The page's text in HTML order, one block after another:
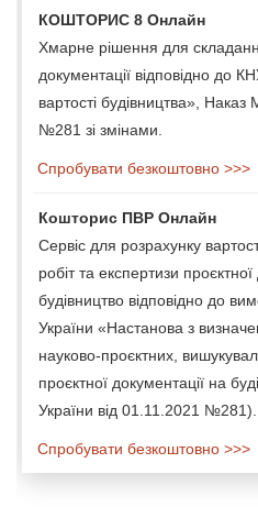
КОШТОРИС 8 Онлайн
Хмарне рішення для
документації відповідно до
вартості будівництва», Наказ
№281 зі змінами.
Спробувати безкоштовно >>>
Кошторис ПВР Онлайн
Сервіс для розрахунку
робіт та експертизи
будівництво відповідно до
України «Настанова з
науково-проєктних,
проєктної документації на
України від 01.11.2021 №281).
Спробувати безкоштовно >>>